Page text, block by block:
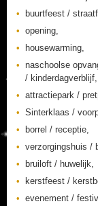
buurtfeest /
opening,
housewarming,
naschoolse
/ kinderdagverblijf,
attractiepark /
Sinterklaas /
borrel / receptie,
verzorgingshuis /
bruiloft / huwelijk,
kerstfeest /
evenement /